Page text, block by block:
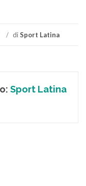
/ diSport Latina
Sport Latina